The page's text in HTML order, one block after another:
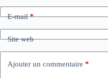
E-mail*
Site web
Ajouter un commentaire *